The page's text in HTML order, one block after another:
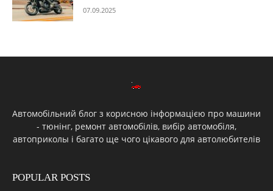
07.09.2025
Автомобільний блог з корисною інформацією про машини
- тюнінг, ремонт автомобілів, вибір автомобіля,
автоприколы і багато ще чого цікавого для автолюбителів
POPULAR POSTS